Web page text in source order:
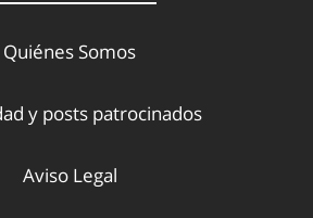
Quiénes Somos
y posts patrocinados
Aviso Legal